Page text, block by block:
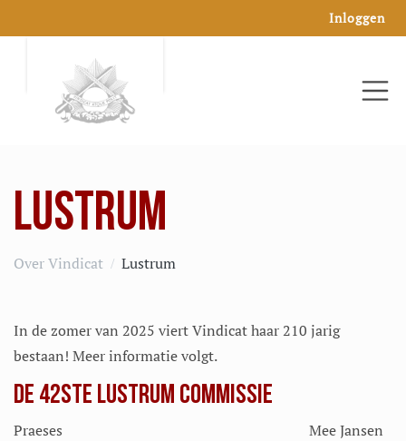
Inloggen
LUSTRUM
Over Vindicat Lustrum
In de zomer van 2025 viert Vindicat haar 210 jarig
bestaan! Meer informatie volgt.
DE 42STE LUSTRUM COMMISSIE
Praeses Mee Jansen